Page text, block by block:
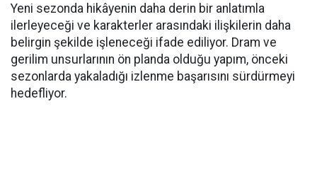
Yeni sezonda hikâyenin daha derin bir anlatımla
ilerleyeceği ve karakterler arasındaki ilişkilerin daha
belirgin şekilde işleneceği ifade ediliyor. Dram ve
gerilim unsurlarının ön planda olduğu yapım, önceki
sezonlarda yakaladığı izlenme başarısını sürdürmeyi
hedefliyor.